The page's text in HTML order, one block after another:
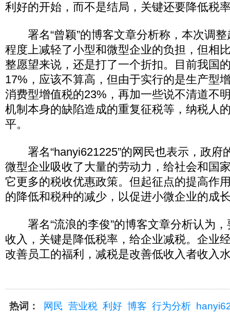
利好的开始，而不是结局，关键还要降低税
署名“曾颖”的博客文章分析称，本次调整
程度上减轻了小型和微型企业的负担，但相
整愿望来说，还是打了一个折扣。目前我国
17%，应该不算高，但由于实行的是生产型
消费型增值税的23%，再加一些说不清道不
机制本身的缺陷造成的重复征税等，纳税人
平。
署名“hanyi621225”的网民也表示，政府
微型企业吸收了大量的劳动力，给社会和国
它更多的税收优惠政策。但起征点的提高作
的降低和税种的减少，以促进小微企业的成
署名“流浪的李俊”的博客文章分析认为，
收入，关键是降低税率，给企业减税。企业
改善员工的福利，减税是改善低收入者收入
热词： 网民 营业税 利好 博客 行为分析